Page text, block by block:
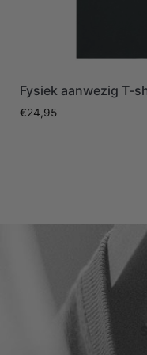
Fysiek aanwezig T-
€24,95